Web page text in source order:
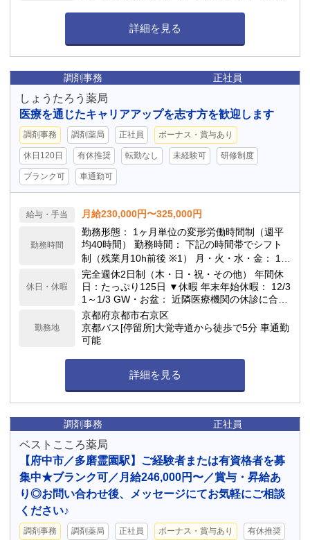
詳細を見る
調剤事務 正社員
しょうたろう薬局
医療を通じたキャリアアップを志す方を歓迎します
調剤事務 調剤薬局 正社員 ボーナス・賞与あり
休日120日 有休推奨 転勤なし 未経験可 研修制度
ブランク可 車通勤可
給与・手当 月給230,000円〜325,000円
勤務時間
勤務形態： 1ヶ月単位の変形労働時間制（週平
均40時間） 勤務時間： 下記の時間帯でシフト
制（残業月10h前後 ※1） 月・火・水・金： 10:
00～20:00（勤務例：10:30～19:45） 土曜日：
8:30～17:00（勤務例：8:30～16:30） 休憩時
間： 実働6h超は45分 ／ 実働8h超は60分 ※1：
残業時間は閑散期・繁忙期により前後します。
休日・休暇
完全週休2日制（木・日・祝・その他） 年間休
日：たっぷり125日 ▼休暇 年末年始休暇： 12/3
1～1/3 GW・お盆： 近隣医療機関の休診に合わ
せ、5日前後の長期休暇になる慣例あり 有給休
暇： 入社6ヶ月経過後に10日付与
勤務地
京都府京都市右京区
京都バス[停留所]大覚寺道から徒歩で5分 車通勤
可能
詳細を見る
調剤事務 正社員
ベストこころ薬局
【府中市／多磨霊園駅】ご経験者または有資格者を募
集中★ブランク可／月給246,000円〜／賞与・昇給あ
り◎お問い合わせ後、メッセージにてお気軽にご相談
ください♪
調剤事務 調剤薬局 正社員 ボーナス・賞与あり 有休推奨